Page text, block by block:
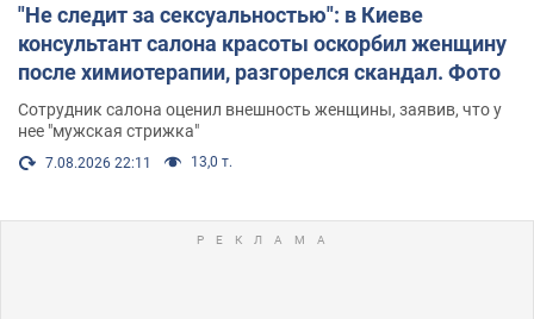
"Не следит за сексуальностью": в Киеве
консультант салона красоты оскорбил женщину
после химиотерапии, разгорелся скандал. Фото
Сотрудник салона оценил внешность женщины, заявив, что у
нее "мужская стрижка"
7.08.2026 22:11 13,0 т.